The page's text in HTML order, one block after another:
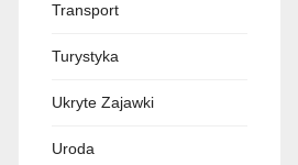
Transport
Turystyka
Ukryte Zajawki
Uroda